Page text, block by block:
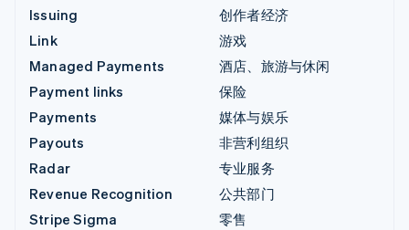
Issuing
Link
Managed Payments
Payment links
Payments
Payouts
Radar
Revenue Recognition
Stripe Sigma
创作者经济
游戏
酒店、旅游与休闲
保险
媒体与娱乐
非营利组织
专业服务
公共部门
零售